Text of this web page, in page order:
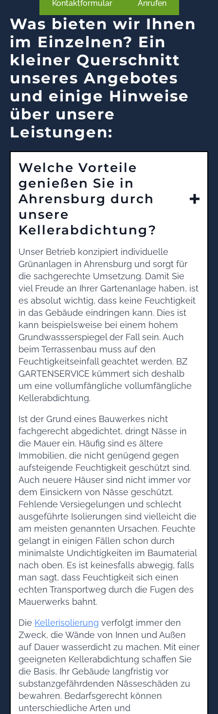
Kontaktformular Anrufen
Was bieten wir Ihnen
im Einzelnen? Ein
kleiner Querschnitt
unseres Angebotes
und einige Hinweise
über unsere
Leistungen:
Welche Vorteile
genießen Sie in
Ahrensburg durch
unsere
Kellerabdichtung?
Unser Betrieb konzipiert individuelle
Grünanlagen in Ahrensburg und sorgt für
die sachgerechte Umsetzung. Damit Sie
viel Freude an Ihrer Gartenanlage haben, ist
es absolut wichtig, dass keine Feuchtigkeit
in das Gebäude eindringen kann. Dies ist
kann beispielsweise bei einem hohem
Grundwassserspiegel der Fall sein. Auch
beim Terrassenbau muss auf den
Feuchtigkeitseinfall geachtet werden. BZ
GARTENSERVICE kümmert sich deshalb
um eine vollumfängliche vollumfängliche
Kellerabdichtung.
Ist der Grund eines Bauwerkes nicht
fachgerecht abgedichtet, dringt Nässe in
die Mauer ein. Häufig sind es ältere
Immobilien, die nicht genügend gegen
aufsteigende Feuchtigkeit geschützt sind.
Auch neuere Häuser sind nicht immer vor
dem Einsickern von Nässe geschützt.
Fehlende Versiegelungen und schlecht
ausgeführte Isolierungen sind vielleicht die
am meisten genannten Ursachen. Feuchte
gelangt in einigen Fällen schon durch
minimalste Undichtigkeiten im Baumaterial
nach oben. Es ist keinesfalls abwegig, falls
man sagt, dass Feuchtigkeit sich einen
echten Transportweg durch die Fugen des
Mauerwerks bahnt.
Die Kellerisolierung verfolgt immer den
Zweck, die Wände von Innen und Außen
auf Dauer wasserdicht zu machen. Mit einer
geeigneten Kellerabdichtung schaffen Sie
die Basis, Ihr Gebäude langfristig vor
substanzgefährdenden Nässeschäden zu
bewahren. Bedarfsgerecht können
unterschiedliche Arten und